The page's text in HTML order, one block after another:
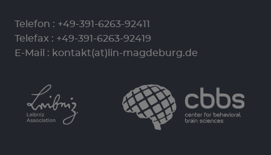
Telefon : +49-391-6263-92411
Telefax : +49-391-6263-92419
E-Mail : kontakt(at)lin-magdeburg.de